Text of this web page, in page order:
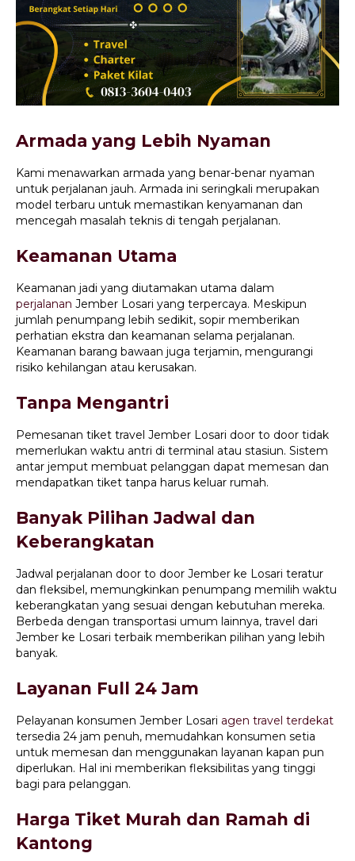
Armada yang Lebih Nyaman
Kami menawarkan armada yang benar-benar nyaman
untuk perjalanan jauh. Armada ini seringkali merupakan
model terbaru untuk memastikan kenyamanan dan
mencegah masalah teknis di tengah perjalanan.
Keamanan Utama
Keamanan jadi yang diutamakan utama dalam
perjalanan Jember Losari yang terpercaya. Meskipun
jumlah penumpang lebih sedikit, sopir memberikan
perhatian ekstra dan keamanan selama perjalanan.
Keamanan barang bawaan juga terjamin, mengurangi
risiko kehilangan atau kerusakan.
Tanpa Mengantri
Pemesanan tiket travel Jember Losari door to door tidak
memerlukan waktu antri di terminal atau stasiun. Sistem
antar jemput membuat pelanggan dapat memesan dan
mendapatkan tiket tanpa harus keluar rumah.
Banyak Pilihan Jadwal dan
Keberangkatan
Jadwal perjalanan door to door Jember ke Losari teratur
dan fleksibel, memungkinkan penumpang memilih waktu
keberangkatan yang sesuai dengan kebutuhan mereka.
Berbeda dengan transportasi umum lainnya, travel dari
Jember ke Losari terbaik memberikan pilihan yang lebih
banyak.
Layanan Full 24 Jam
Pelayanan konsumen Jember Losari agen travel terdekat
tersedia 24 jam penuh, memudahkan konsumen setia
untuk memesan dan menggunakan layanan kapan pun
diperlukan. Hal ini memberikan fleksibilitas yang tinggi
bagi para pelanggan.
Harga Tiket Murah dan Ramah di
Kantong